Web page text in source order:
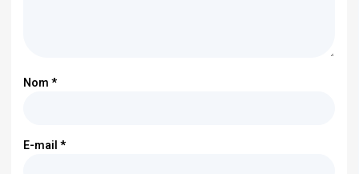
Nom*
E-mail*